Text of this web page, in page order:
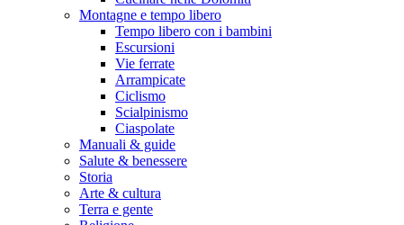
Montagne e tempo libero
Tempo libero con i bambini
Escursioni
Vie ferrate
Arrampicate
Ciclismo
Scialpinismo
Ciaspolate
Manuali & guide
Salute & benessere
Storia
Arte & cultura
Terra e gente